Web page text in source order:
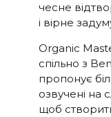
чесне
і вірне
Organic
спільно з
пропонує
озвучені на
щоб